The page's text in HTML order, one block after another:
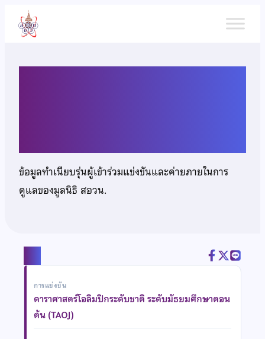
เนื้อหา
ข้อมูลทำเนียบรุ่นผู้เข้าร่วมแข่งขันและค่ายภายในการ
ดูแลของมูลนิธิ สอวน.
การแข่งขัน
ดาราศาสตร์โอลิมปิกระดับชาติ ระดับมัธยมศึกษาตอน
ต้น (TAOJ)